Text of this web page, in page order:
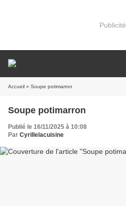
Publicité
Accueil » Soupe potimarron
Soupe potimarron
Publié le 16/11/2025 à 10:08
Par Cyrillelacuisine